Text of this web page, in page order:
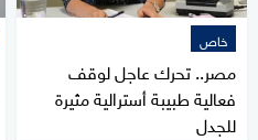
خاص
مصر.. تحرك عاجل لوقف
فعالية طبيبة أسترالية مثيرة
للجدل